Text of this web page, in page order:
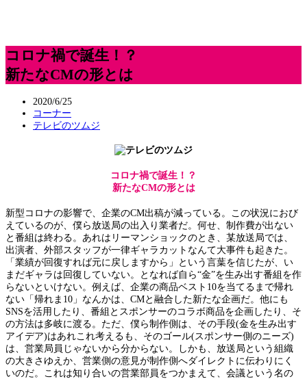
コロナ禍で誕生！？
新たなCMの形とは
2020/6/25
コーナー
テレビのツムジ
コロナ禍で誕生！？
新たなCMの形とは
新型コロナの影響で、企業のCM出稿が減っている。この状況におび
えているのが、僕ら放送局の出入り業者だ。何せ、制作費が出ない
と番組は終わる。あれはリーマンショックのとき、某放送局では、
出演者、外部スタッフが一律ギャラカットなんて大事件も起きた。
「業績が回復すれば元に戻しますから」という言葉を信じたが、い
まだギャラは回復していない。となれば自ら“金”を生み出す番組を作
らないといけない。例えば、企業の商品ベスト10を当てるまで帰れ
ない「帰れま10」なんかは、CMと融合した新たな企画だ。他にも
SNSを活用したり、番組とスポンサーのコラボ商品を企画したり、そ
の方法は多岐に渡る。ただ、僕ら制作側は、その手段(金を生み出す
アイデア)はあれこれ考えるも、そのゴール(スポンサー側のニーズ)
は、営業局員じゃないから分からない。しかも、放送局という組織
の大きさゆえか、営業側の意見が制作側へダイレクトに伝わりにく
いのだ。これは知り合いの営業部員をつかまえて、会議という名の